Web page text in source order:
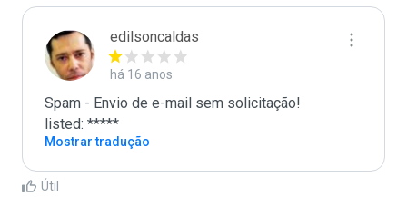
edilsoncaldas
há 16 anos
Spam - Envio de e-mail sem solicitação!
listed: *****
Mostrar tradução
Útil